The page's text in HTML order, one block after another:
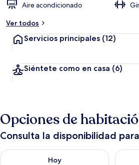
Aire acondicionado
Ver todos
Servicios principales (12)
Siéntete como en casa (6)
Opciones de
Consulta la disponibilidad
Hoy
Consulta la disponibilidad para hoy